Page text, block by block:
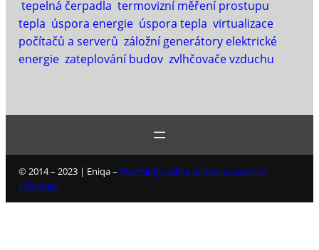
tepelná čerpadla termovizní měření prostupu
tepla úspora energie úspora tepla virtualizace
počítačů a serverů záložní generátory elektrické
energie zateplování budov zvlhčovače vzduchu
© 2014 – 2023 | Eniqa – Podmínky užití a ochrana osobních
informací